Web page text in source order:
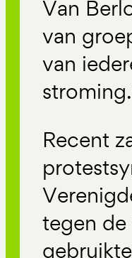
Van
van
van
Recent
tegen